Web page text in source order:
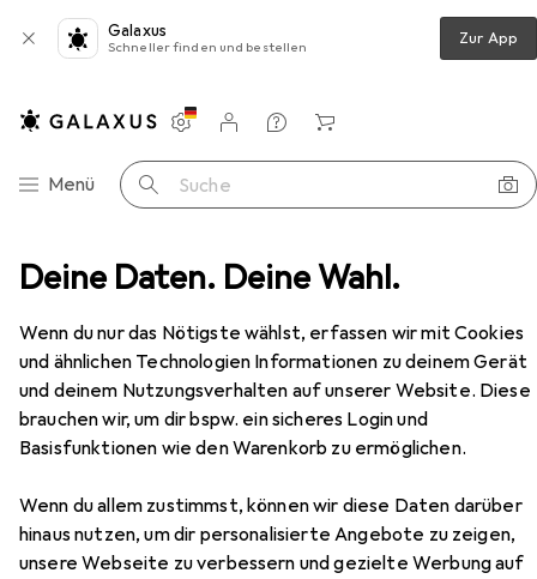
Deine Daten. Deine Wahl.
Wenn du nur das Nötigste wählst, erfassen wir mit Cookies
und ähnlichen Technologien Informationen zu deinem Gerät
und deinem Nutzungsverhalten auf unserer Website. Diese
brauchen wir, um dir bspw. ein sicheres Login und
Basisfunktionen wie den Warenkorb zu ermöglichen.
Wenn du allem zustimmst, können wir diese Daten darüber
hinaus nutzen, um dir personalisierte Angebote zu zeigen,
unsere Webseite zu verbessern und gezielte Werbung auf
Galaxus
Schneller finden und bestellen Zur App
Navigation nach Kategorien
Menü Suche
Einstellungen
Kundenkonto
Vergleichslisten
Merklisten
Warenkorb
VCM Büromöbel Eckschreibtisch Lona T. 80 cm X Silber
VCMBüromöbel Eckschreibtisch Lona
T. 80 cm X Silber
Zubehör für VCM Büromöbel
Eckschreibtisch Lona T. 80 cm X
Silber